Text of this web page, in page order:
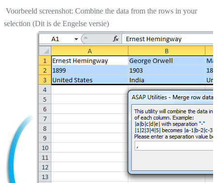
Voorbeeld screenshot: Combine the data from the rows in your
selection (Dit is de Engelse versie)